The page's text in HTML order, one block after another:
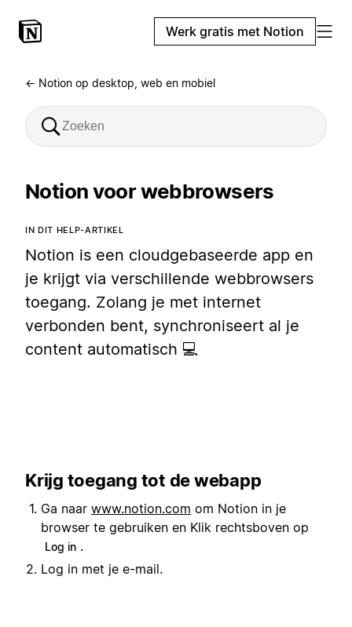
Werk gratis met Notion
← Notion op desktop, web en mobiel
Notion voor webbrowsers
IN DIT HELP-ARTIKEL
Notion is een cloudgebaseerde app en
je krijgt via verschillende webbrowsers
toegang. Zolang je met internet
verbonden bent, synchroniseert al je
content automatisch 💻
Krijg toegang tot de webapp
Ga naar www.notion.com om Notion in je
browser te gebruiken en Klik rechtsboven op
Log in .
Log in met je e-mail.